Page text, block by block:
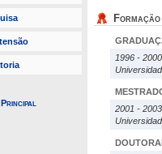
1996 -
2001 -